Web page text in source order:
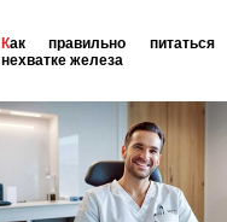
Как правильно питаться при
нехватке железа